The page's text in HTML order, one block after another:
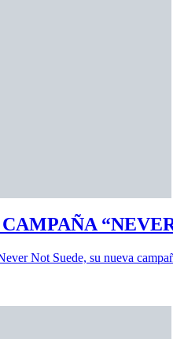
Not Suede, su nueva